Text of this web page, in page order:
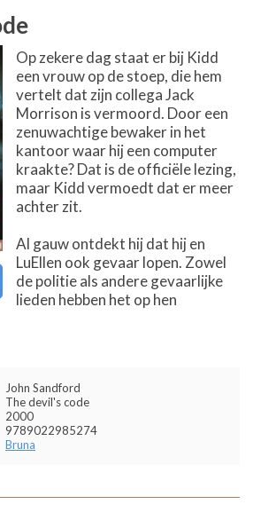
Op zekere dag staat er bij Kidd
een vrouw op de stoep, die hem
vertelt dat zijn collega Jack
Morrison is vermoord. Door een
zenuwachtige bewaker in het
kantoor waar hij een computer
kraakte? Dat is de officiële lezing,
maar Kidd vermoedt dat er meer
achter zit.
Al gauw ontdekt hij dat hij en
LuEllen ook gevaar lopen. Zowel
de politie als andere gevaarlijke
lieden hebben het op hen
John Sandford
The devil's code
2000
9789022985274
Bruna